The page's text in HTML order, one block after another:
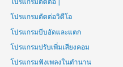
โปรแกรมตัดต่อวิดีโอ
โปรแกรมบีบอัดและแตก
โปรแกรมปรับเพิ่มเสียงคอม
โปรแกรมฟังเพลงในตำนาน